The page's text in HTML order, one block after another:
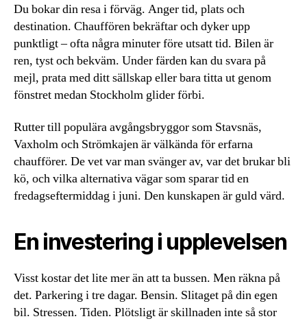
Du bokar din resa i förväg. Anger tid, plats och
destination. Chauffören bekräftar och dyker upp
punktligt – ofta några minuter före utsatt tid. Bilen är
ren, tyst och bekväm. Under färden kan du svara på
mejl, prata med ditt sällskap eller bara titta ut genom
fönstret medan Stockholm glider förbi.
Rutter till populära avgångsbryggor som Stavsnäs,
Vaxholm och Strömkajen är välkända för erfarna
chaufförer. De vet var man svänger av, var det brukar bli
kö, och vilka alternativa vägar som sparar tid en
fredagseftermiddag i juni. Den kunskapen är guld värd.
En investering i upplevelsen
Visst kostar det lite mer än att ta bussen. Men räkna på
det. Parkering i tre dagar. Bensin. Slitaget på din egen
bil. Stressen. Tiden. Plötsligt är skillnaden inte så stor